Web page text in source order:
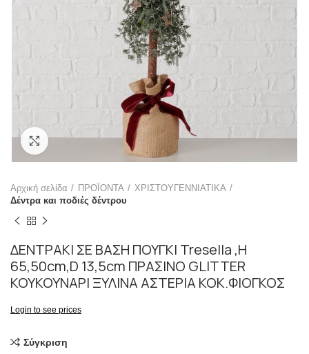
Click to enlarge
Αρχική σελίδα ΠΡΟΪΟΝΤΑ
ΧΡΙΣΤΟΥΓΕΝΝΙΑΤΙΚΑ
Δέντρα και ποδιές δέντρου
ΔΕΝΤΡΑΚΙ ΣΕ ΒΑΣΗ ΠΟΥΓΚΙ Tresella ,H
65,50cm,D 13,5cm ΠΡΑΣΙΝΟ GLITTER
ΚΟΥΚΟΥΝΑΡΙ ΞΥΛΙΝΑ ΑΣΤΕΡΙΑ ΚΟΚ.ΦΙΟΓΚΟΣ
Login to see prices
Σύγκριση